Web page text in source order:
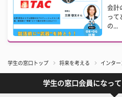
会計
って
の...
学生の窓口トップ 将来を考える インター
学生の窓口会員になっ